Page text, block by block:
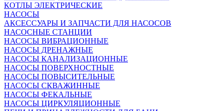
КОТЛЫ ЭЛЕКТРИЧЕСКИЕ
НАСОСЫ
АКСЕССУАРЫ И ЗАПЧАСТИ ДЛЯ НАСОСОВ
НАСОСНЫЕ СТАНЦИИ
НАСОСЫ ВИБРАЦИОННЫЕ
НАСОСЫ ДРЕНАЖНЫЕ
НАСОСЫ КАНАЛИЗАЦИОННЫЕ
НАСОСЫ ПОВЕРХНОСТНЫЕ
НАСОСЫ ПОВЫСИТЕЛЬНЫЕ
НАСОСЫ СКВАЖИННЫЕ
НАСОСЫ ФЕКАЛЬНЫЕ
НАСОСЫ ЦИРКУЛЯЦИОННЫЕ